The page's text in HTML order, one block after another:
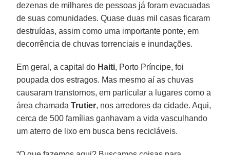
dezenas de milhares de pessoas já foram evacuadas
de suas comunidades. Quase duas mil casas ficaram
destruídas, assim como uma importante ponte, em
decorrência de chuvas torrenciais e inundações.
Em geral, a capital do Haiti, Porto Príncipe, foi
poupada dos estragos. Mas mesmo aí as chuvas
causaram transtornos, em particular a lugares como a
área chamadaTrutier, nos arredores da cidade. Aqui,
cerca de 500 famílias ganhavam a vida vasculhando
um aterro de lixo em busca bens recicláveis.